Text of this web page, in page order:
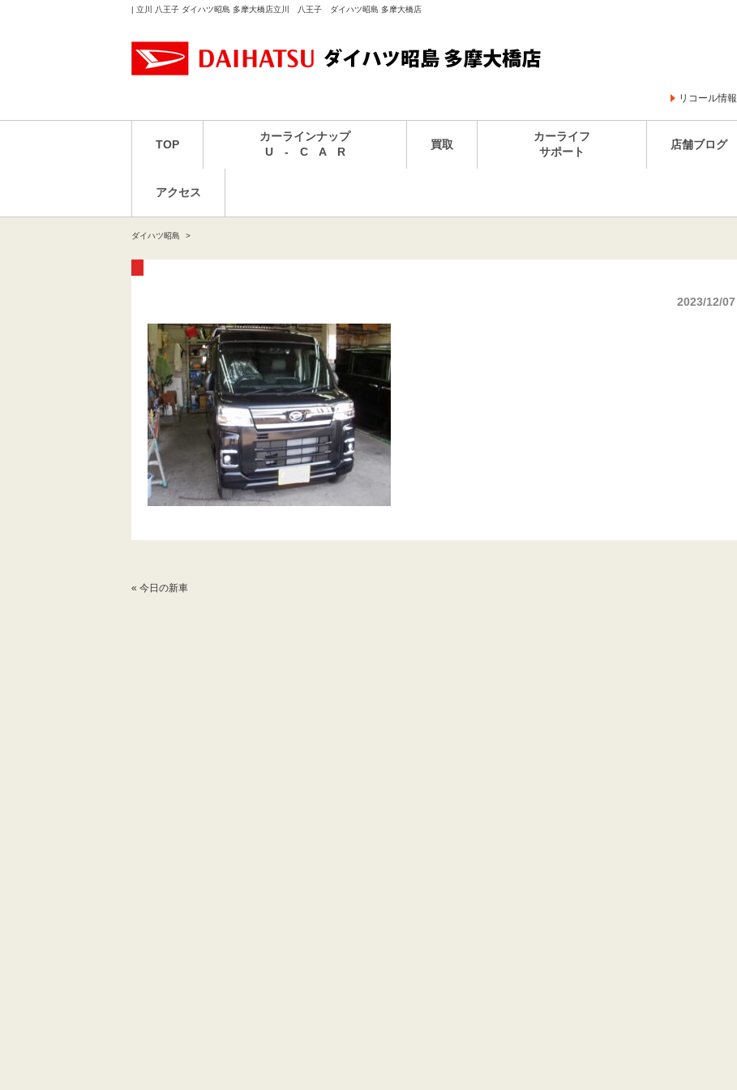
| 立川 八王子 ダイハツ昭島 多摩大橋店立川 八王子 ダイハツ昭島 多摩大橋店
リコール情報
TOP
カーラインナップ
U - C A R
買取
カーライフ
サポート
店舗ブログ
アクセス
ダイハツ昭島
2023/12/07
« 今日の新車